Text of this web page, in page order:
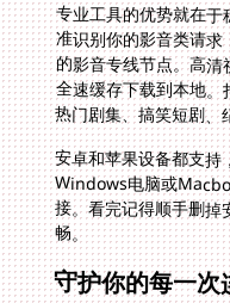
专业工具的优势就在
准识别你的影音类请
的影音专线节点。高
全速缓存下载到本地
热门剧集、搞笑短剧
安卓和苹果设备都支持
Windows电脑或
接。看完记得顺手删掉
畅。
守护你的每一次